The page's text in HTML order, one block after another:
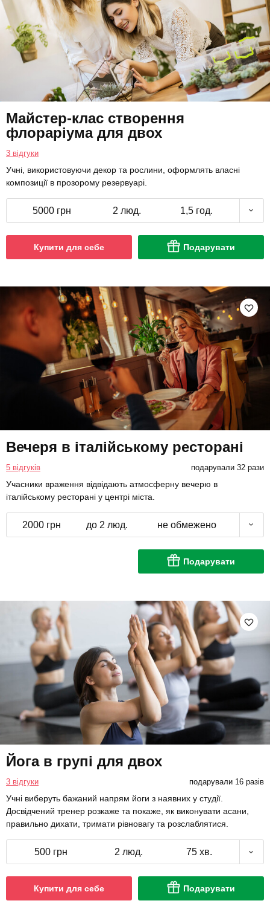
Майстер-клас створення
флораріума для двох
3 відгуки
Учні, використовуючи декор та рослини, оформлять власні
композиції в прозорому резервуарі.
5000 грн 2 люд. 1,5 год.
Купити для себе Подарувати
Вечеря в італійському ресторані
5 відгуків подарували 32 рази
Учасники враження відвідають атмосферну вечерю в
італійському ресторані у центрі міста.
2000 грн до 2 люд. не обмежено
Подарувати
Йога в групі для двох
3 відгуки подарували 16 разів
Учні виберуть бажаний напрям йоги з наявних у студії.
Досвідчений тренер розкаже та покаже, як виконувати асани,
правильно дихати, тримати рівновагу та розслаблятися.
500 грн 2 люд. 75 хв.
Купити для себе Подарувати